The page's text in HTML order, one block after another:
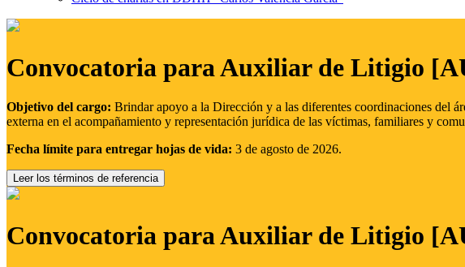
Convocatoria para Auxiliar de Litigio
Objetivo del cargo: Brindar apoyo a la Dirección y a las diferentes coordinaciones del
externa en el acompañamiento y representación jurídica de las víctimas, familiares y
Fecha límite para entregar hojas de vida: 3 de agosto de 2026.
Leer los términos de referencia
Convocatoria para Auxiliar de Litigio